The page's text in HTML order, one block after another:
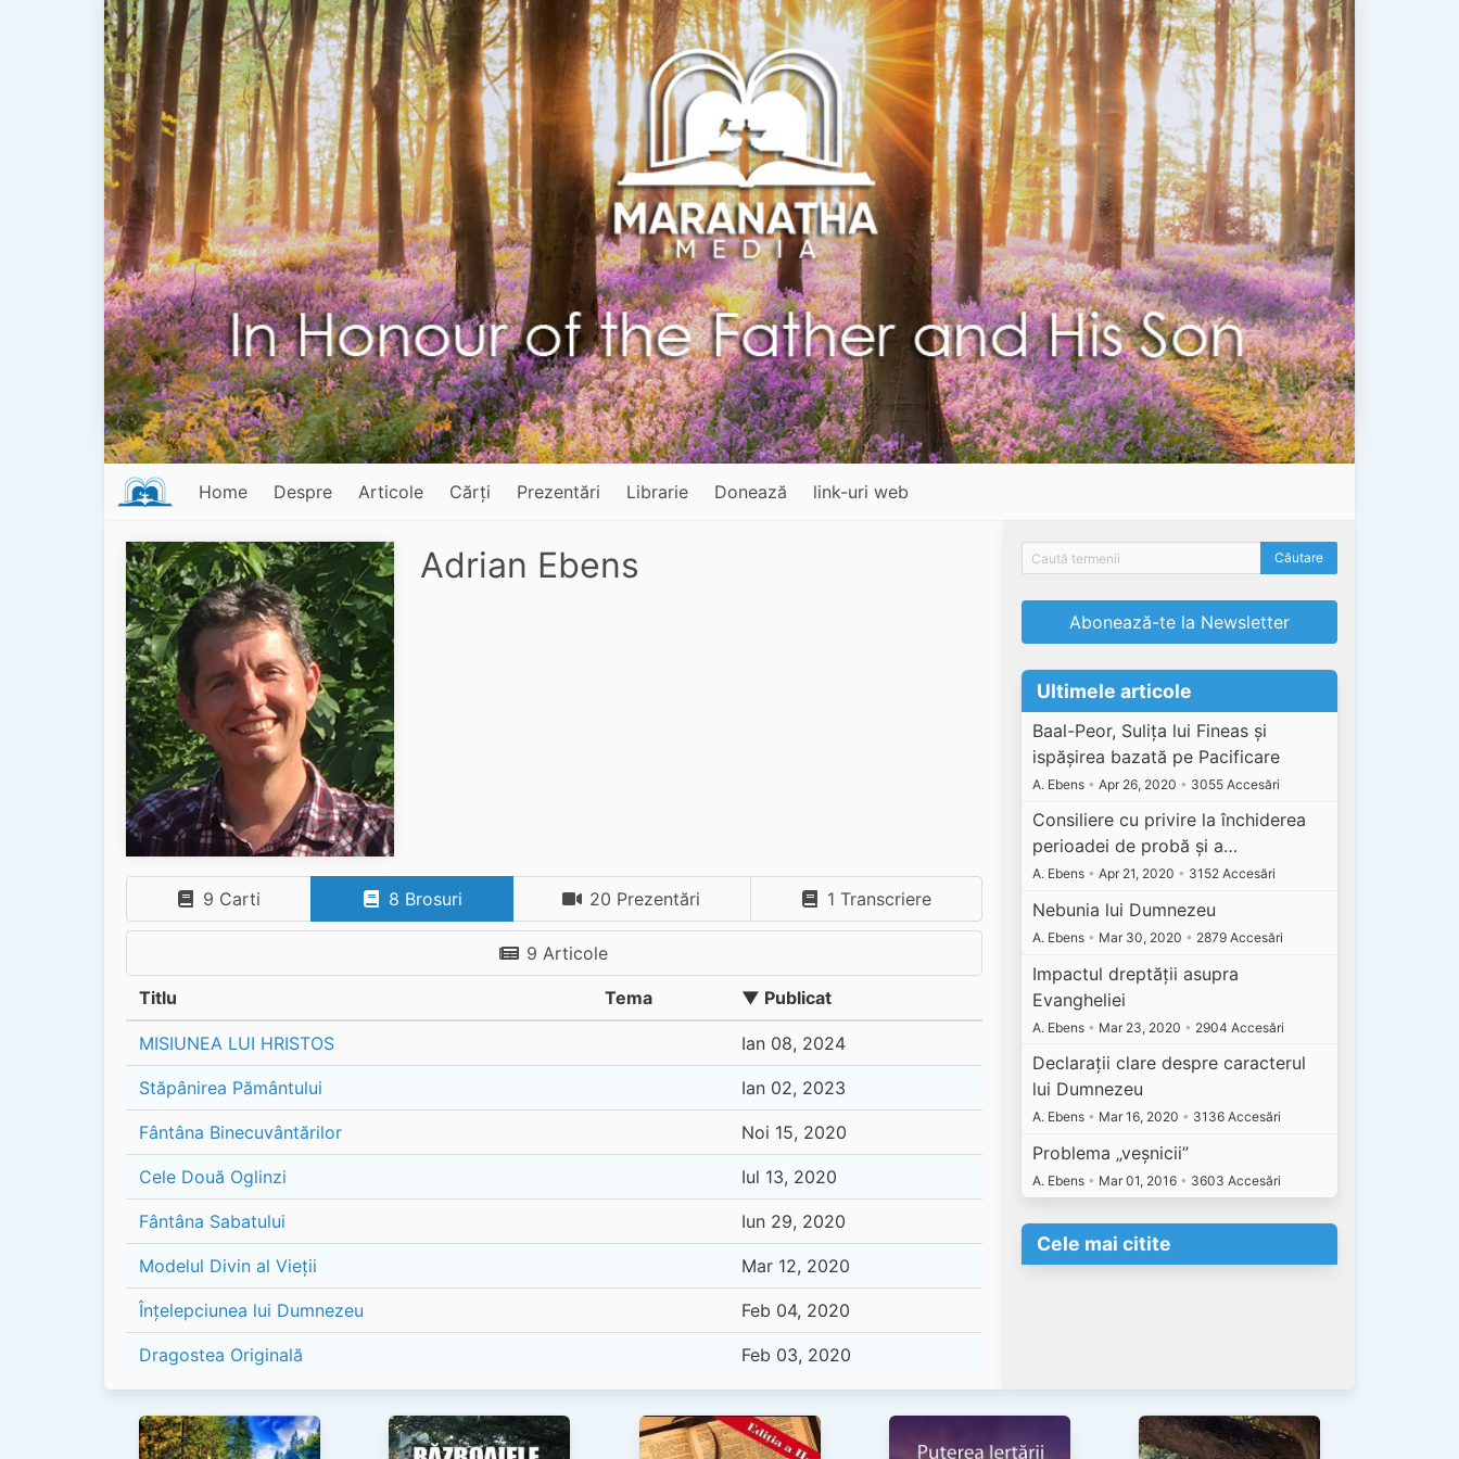
Home Despre Articole Cărți Prezentări Librarie Donează link-uri web
Adrian Ebens
9 Carti 8 Brosuri 20 Prezentări 1 Transcriere
9 Articole
Titlu Tema ▼ Publicat
MISIUNEA LUI HRISTOS Ian 08, 2024
Stăpânirea Pământului Ian 02, 2023
Fântâna Binecuvântărilor Noi 15, 2020
Cele Două Oglinzi Iul 13, 2020
Fântâna Sabatului Iun 29, 2020
Modelul Divin al Vieții Mar 12, 2020
Înțelepciunea lui Dumnezeu Feb 04, 2020
Dragostea Originală Feb 03, 2020
Abonează-te la Newsletter
Ultimele articole
Baal-Peor, Sulița lui Fineas și
ispășirea bazată pe Pacificare
A. Ebens • Apr 26, 2020 • 3055 Accesări
Consiliere cu privire la închiderea
perioadei de probă și a…
A. Ebens • Apr 21, 2020 • 3152 Accesări
Nebunia lui Dumnezeu
A. Ebens • Mar 30, 2020 • 2879 Accesări
Impactul dreptății asupra
Evangheliei
A. Ebens • Mar 23, 2020 • 2904 Accesări
Declarații clare despre caracterul
lui Dumnezeu
A. Ebens • Mar 16, 2020 • 3136 Accesări
Problema „veșnicii”
A. Ebens • Mar 01, 2016 • 3603 Accesări
Cele mai citite